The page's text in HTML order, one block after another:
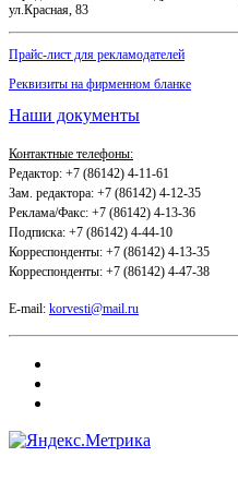
ул.Красная, 83
Прайс-лист для рекламодателей
Реквизиты на фирменном бланке
Наши документы
Контактные телефоны:
Редактор: +7 (86142) 4-11-61
Зам. редактора: +7 (86142) 4-12-35
Реклама/Факс: +7 (86142) 4-13-36
Подписка: +7 (86142) 4-44-10
Корреспонденты: +7 (86142) 4-13-35
Корреспонденты: +7 (86142) 4-47-38
E-mail: korvesti@mail.ru